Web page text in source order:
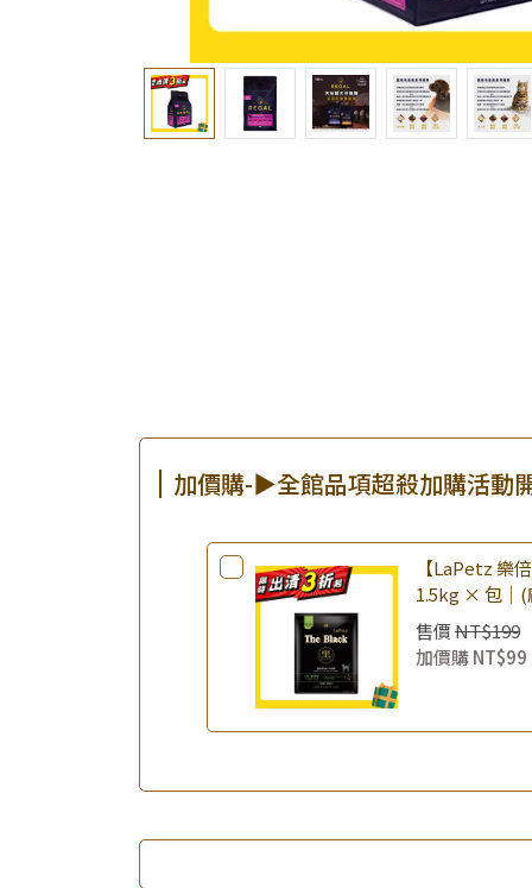
加價購-▶全館品項超殺加購活動
【LaPetz 樂
1.5kg × 包｜(
飼料 幼犬飼
售價NT$199
加價購NT$99